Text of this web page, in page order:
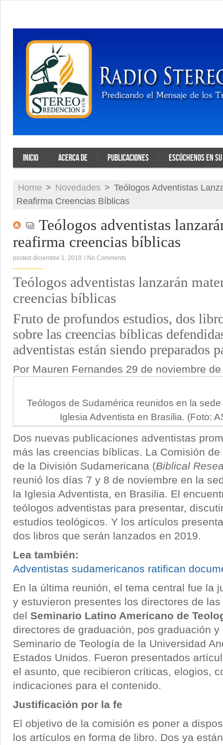
INICIO ACERCA DE PUBLICACIONES ESCÚCHENOS EN
Home > Novedades > Teólogos Adventistas
Reafirma Creencias Bíblicas
Teólogos adventistas
reafirma creencias bíblicas
posted diciembre 1, 2018 / No Comments
Teólogos adventistas lanzarán
creencias bíblicas
Fruto de profundos estudios, dos
sobre las creencias bíblicas
adventistas están siendo preparados
Por Mauren Fernandes 29 de noviembre
Teólogos de Sudamérica reunidos en la
Iglesia Adventista en Brasilia. (Foto:
Dos nuevas publicaciones adventistas
más las creencias bíblicas. La Comisión
de la División Sudamericana (Biblical
reunió los días 7 y 8 de noviembre en la
la Iglesia Adventista, en Brasilia. El
teólogos adventistas para presentar,
estudios teológicos. Y los artículos
dos libros que serán lanzados en 2019.
Lea también:
Adventistas sudamericanos ratifican
En la última reunión, el tema central fue la
y estuvieron presentes los directores de
del Seminario Latino Americano de
directores de graduación, pos graduación
Seminario de Teología de la Universidad
Estados Unidos. Fueron presentados
el asunto, que recibieron críticas, elogios,
indicaciones para el contenido.
Justificación por la fe
El objetivo de la comisión es poner a
los artículos en forma de libro. Dos ya